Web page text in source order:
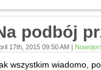
podbój
17th, 2015 09:50 AM |
wszystkim wiadomo,